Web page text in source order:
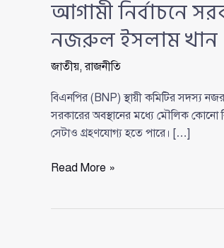
আগামী নির্বাচনে
নজরুল ইসলাম খান
জাতীয়,রাজনীতি
বিএনপির (BNP) স্থায়ী কমিটির সদস্য
সরকারের অবস্থানের মধ্যে মৌলিক কোনো
সেটাও গ্রহণযোগ্য হতে পারে। […]
আগামী
Read More »